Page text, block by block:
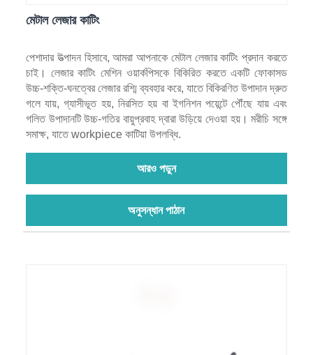
মেটাল লেজার কাটিং
পেশাদার উত্পাদন হিসাবে, আমরা আপনাকে মেটাল লেজার কাটিং প্রদান করতে
চাই। লেজার কাটিং মেশিন ওয়ার্কপিসকে বিকিরিত করতে একটি ফোকাসড
উচ্চ-শক্তি-ঘনত্বের লেজার রশ্মি ব্যবহার করে, যাতে বিকিরণিত উপাদান দ্রুত
গলে যায়, গ্যাসীভূত হয়, নিরসিত হয় বা ইগনিশন পয়েন্টে পৌঁছে যায় এবং
গলিত উপাদানটি উচ্চ-গতির বায়ুপ্রবাহ দ্বারা উড়িয়ে দেওয়া হয়। মরীচি সঙ্গে
সমাক্ষ, যাতে workpiece কাটিয়া উপলব্ধি.
আরও পড়ুন
অনুসন্ধান পাঠান